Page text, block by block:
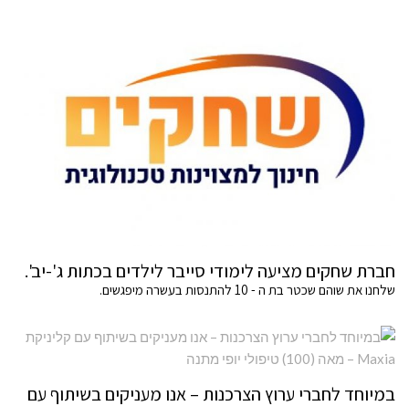
חברת שחקים מציעה לימודי סייבר לילדים בכתות ג'-יב'.
שלחנו את שוהם שכטר בת ה - 10 להתנסות בעשרה מיפגשים.
במיוחד לחברי ערוץ הצרכנות – אנו מעניקים בשיתוף עם